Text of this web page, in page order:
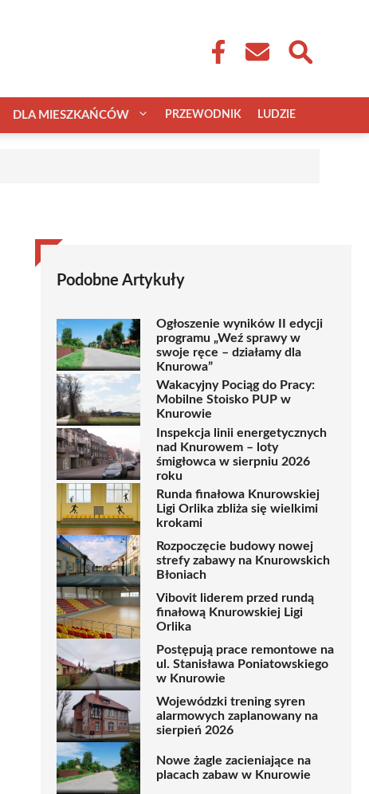
DLA MIESZKAŃCÓW PRZEWODNIK LUDZIE
Podobne Artykuły
Ogłoszenie wyników II edycji
programu „Weź sprawy w
swoje ręce – działamy dla
Knurowa”
Wakacyjny Pociąg do Pracy:
Mobilne Stoisko PUP w
Knurowie
Inspekcja linii energetycznych
nad Knurowem – loty
śmigłowca w sierpniu 2026
roku
Runda finałowa Knurowskiej
Ligi Orlika zbliża się wielkimi
krokami
Rozpoczęcie budowy nowej
strefy zabawy na Knurowskich
Błoniach
Vibovit liderem przed rundą
finałową Knurowskiej Ligi
Orlika
Postępują prace remontowe na
ul. Stanisława Poniatowskiego
w Knurowie
Wojewódzki trening syren
alarmowych zaplanowany na
sierpień 2026
Nowe żagle zacieniające na
placach zabaw w Knurowie